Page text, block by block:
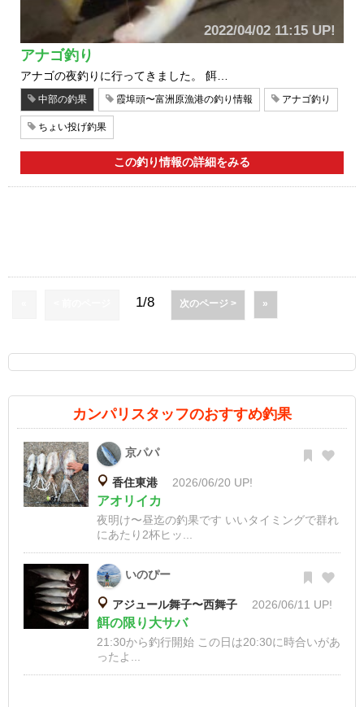
2022/04/02 11:15 UP!
アナゴ釣り
アナゴの夜釣りに行ってきました。 餌…
中部の釣果 霞埠頭〜富洲原漁港の釣り情報 アナゴ釣り
ちょい投げ釣果
この釣り情報の詳細をみる
1/8 次のページ > »
カンパリスタッフのおすすめ釣果
京パパ
香住東港 2026/06/20 UP!
アオリイカ
夜明け〜昼迄の釣果です いいタイミングで群れ
にあたり2杯ヒッ...
いのぴー
アジュール舞子〜西舞子 2026/06/11 UP!
餌の限り大サバ
21:30から釣行開始 この日は20:30に時合いがあ
ったよ...